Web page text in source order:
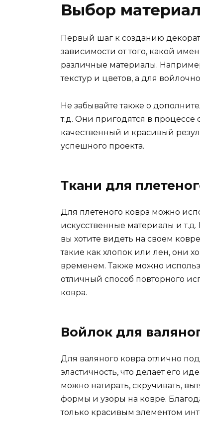
Выбор
Первый шаг к созданию
зависимости от того, какой
различные материалы.
текстур и цветов, а для
Не забывайте также о
т.д. Они пригодятся в процессе
качественный и красивый
успешного проекта.
Ткани для
Для плетеного ковра можно
искусственные материалы и т.д.
вы хотите видеть на своем
такие как хлопок или лен, они
временем. Также можно
отличный способ повторного
ковра.
Войлок для
Для валяного ковра отлично
эластичность, что делает его
можно натирать, скручивать,
формы и узоры на ковре.
только красивым элементом